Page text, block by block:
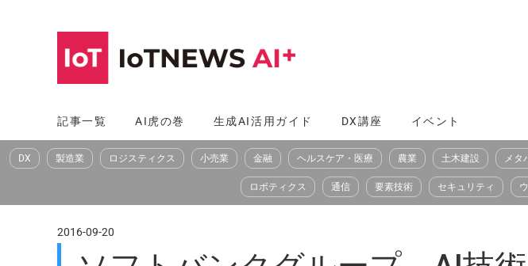
へ
ス
記事一覧 AI虎の巻 生成AI活用ガイド DX講座 イベント
DX 製造業 ロジスティクス 小売業 金融 ヘルスケア・医療 農業 土木建設 メタ
ロボティクス 通信 要素技術 セキュリティ
2016-09-20